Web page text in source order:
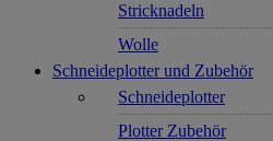
Stricknadeln
Wolle
Schneideplotter und Zubehör
Schneideplotter
Plotter Zubehör